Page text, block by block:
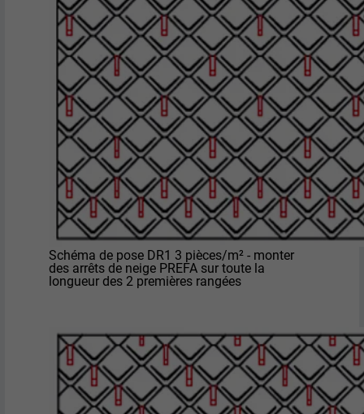
Schéma de pose DR1 3 pièces/m² - monter
des arrêts de neige PREFA sur toute la
longueur des 2 premières rangées
EXPIRATION 1 an
Est utilisé par Pinterest pour suivre
l'utilisation des services.
NOM __cfduid
FOURNISSEUR Adsymptotic.com
EXPIRATION 1 mois
UTILITÉ
différents derrière une même adresse IP
et appliquer des paramètres de sécurité
NOM U
FOURNISSEUR Adsymptotic.com